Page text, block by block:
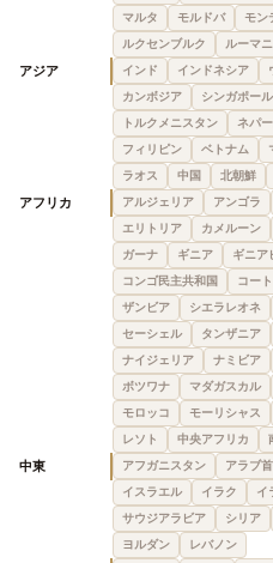
マルタ
モルドバ モン
ルクセンブルク
ルーマ
アジア インド インドネシア
カンボジア
シンガポール
トルクメニスタン
ネパ
フィリピン
ベトナム
ラオス
中国 北朝鮮
アフリカ アルジェリア アンゴラ
エリトリア
カメルーン
ガーナ
ギニア ギニア
コンゴ民主共和国
コー
ザンビア
シエラレオネ
セーシェル
タンザニア
ナイジェリア
ナミビア
ボツワナ
マダガスカル
モロッコ
モーリシャス
レソト
中央アフリカ
中東 アフガニスタン アラブ
イスラエル
イラク イ
サウジアラビア
シリア
ヨルダン
レバノン